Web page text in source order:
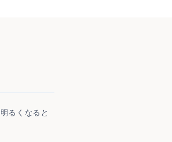
るくなると